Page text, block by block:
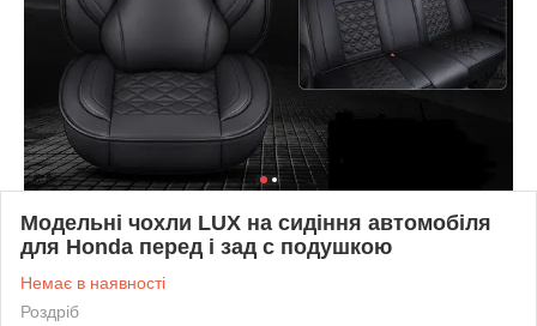
Модельні чохли LUX на сидіння автомобіля
для Honda перед і зад c подушкою
Немає в наявності
Роздріб